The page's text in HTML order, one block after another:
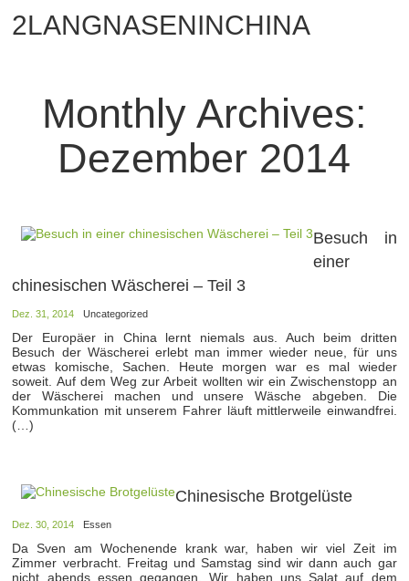
2LANGNASENINCHINA
Monthly Archives:
Dezember 2014
Besuch in
einer
chinesischen Wäscherei – Teil 3
Dez. 31, 2014 Uncategorized
Der Europäer in China lernt niemals aus. Auch beim dritten
Besuch der Wäscherei erlebt man immer wieder neue, für uns
etwas komische, Sachen. Heute morgen war es mal wieder
soweit. Auf dem Weg zur Arbeit wollten wir ein Zwischenstopp an
der Wäscherei machen und unsere Wäsche abgeben. Die
Kommunkation mit unserem Fahrer läuft mittlerweile einwandfrei.
(…)
Chinesische Brotgelüste
Dez. 30, 2014 Essen
Da Sven am Wochenende krank war, haben wir viel Zeit im
Zimmer verbracht. Freitag und Samstag sind wir dann auch gar
nicht abends essen gegangen. Wir haben uns Salat auf dem